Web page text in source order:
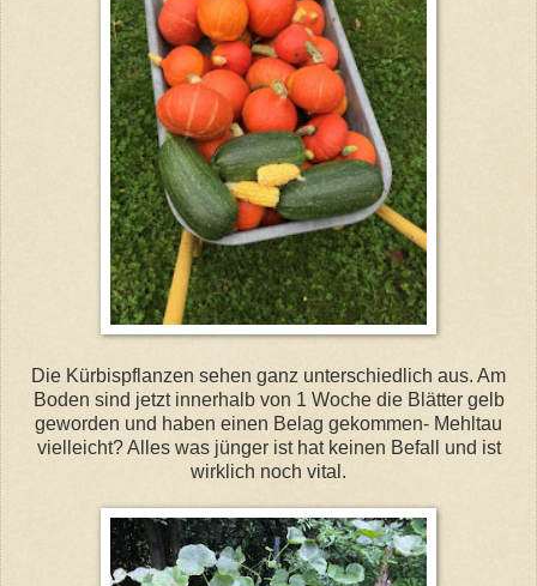
Die Kürbispflanzen sehen ganz unterschiedlich aus. Am
Boden sind jetzt innerhalb von 1 Woche die Blätter gelb
geworden und haben einen Belag gekommen- Mehltau
vielleicht? Alles was jünger ist hat keinen Befall und ist
wirklich noch vital.